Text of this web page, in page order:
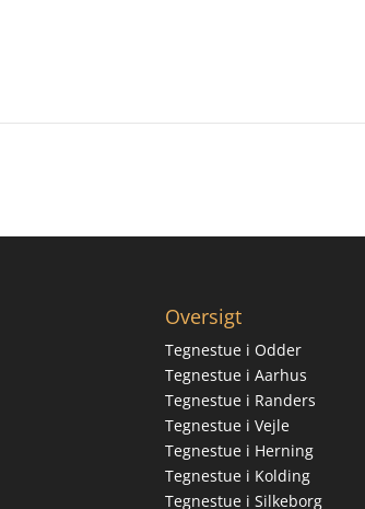
Oversigt
Tegnestue i Odder
Tegnestue i Aarhus
Tegnestue i Randers
Tegnestue i Vejle
Tegnestue i Herning
Tegnestue i Kolding
Tegnestue i Silkeborg